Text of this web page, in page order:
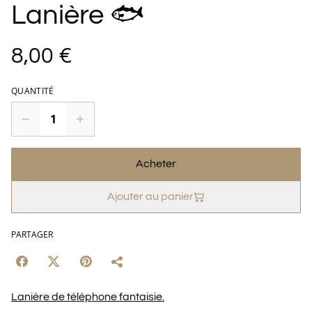
Lanière 🐟
8,00 €
QUANTITÉ
Acheter
Ajouter au panier
PARTAGER
Lanière de téléphone fantaisie.